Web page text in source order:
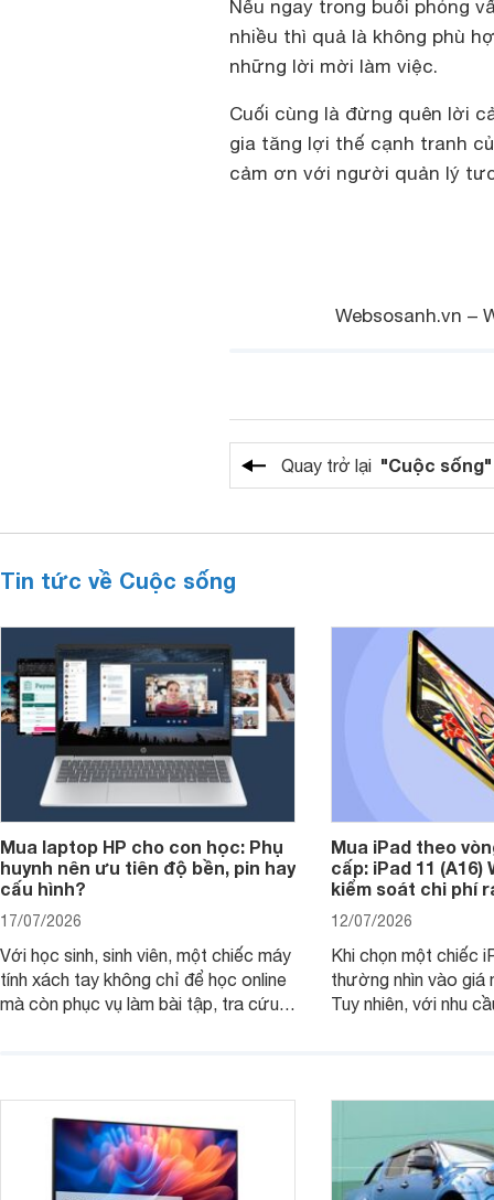
Nếu ngay trong buổi phỏng
nhiều thì quả là không phù
những lời mời làm việc.
Cuối cùng là đừng quên lời
gia tăng lợi thế cạnh tranh
cảm ơn với người quản lý
Websosanh.vn –
Quay trở lại "Cuộc sống"
Tin tức về Cuộc sống
Mua laptop HP cho con học: Phụ
huynh nên ưu tiên độ bền, pin hay
cấu hình?
17/07/2026
Với học sinh, sinh viên, một chiếc máy
tính xách tay không chỉ để học online
mà còn phục vụ làm bài tập, tra cứu,
thay vì chỉ so sánh cấu hình trên giấy.
Mua iPad theo
cấp: iPad 11 (A16)
kiểm soát chi phí
12/07/2026
Khi chọn một chiếc
thường nhìn vào
Tuy nhiên, với nhu
không, dùng được